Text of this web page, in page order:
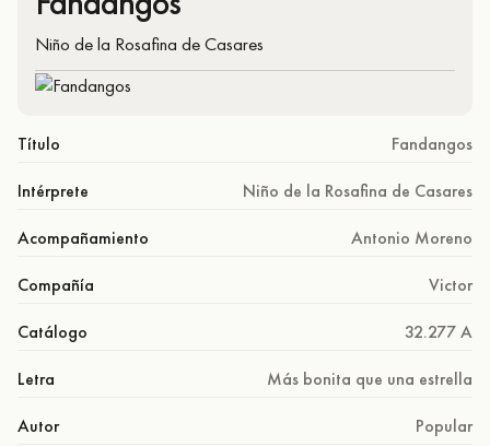
Niño de la Rosafina de Casares
Título Fandangos
Intérprete Niño de la Rosafina de Casares
Acompañamiento Antonio Moreno
Compañía Victor
Catálogo 32.277 A
Letra Más bonita que una estrella
Autor Popular